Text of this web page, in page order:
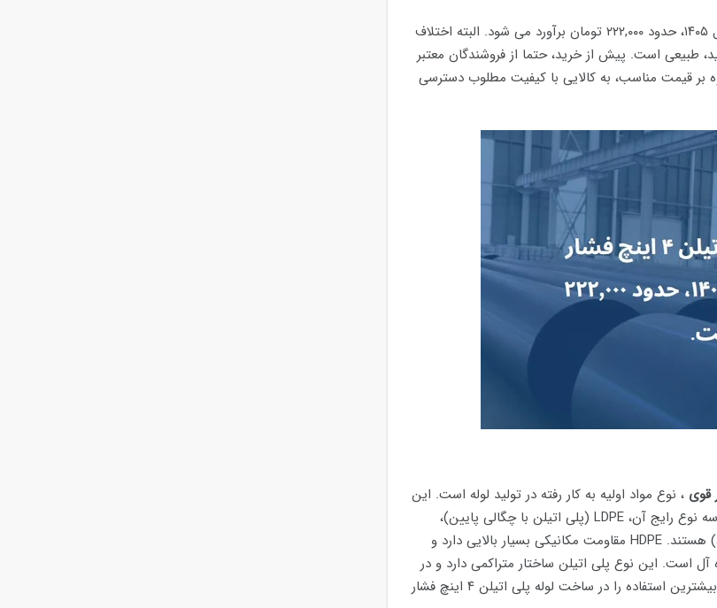
حداقل قیمت هر متر لوله پلی اتیلن ۴ اینچ فشار قوی در نیمه اول سال ۱۴۰۵، حدود ۲۲۲,۰۰۰ تومان برآورد می شود. البته اختلاف
طبیعی است. پیش از خرید، حتما از فروشندگان معتبر
بر قیمت مناسب، به کالایی با کیفیت مطلوب دسترسی
، نوع مواد اولیه به کار رفته در تولید لوله است. این
لوله ها معمولا از پلی اتیلن با چگالی های مختلف تولید می شوند که سه نوع رایج آن، LDPE (پلی اتیلن با چگالی پایین)،
HDPE (پلی اتیلن با چگالی بالا) و MDPE (پلی اتیلن با چگالی متوسط) هستند. HDPE مقاومت مکانیکی بسیار بالایی دارد و
آل است. این نوع پلی اتیلن ساختار متراکمی دارد و در
برابر ضربه و ترک خوردگی بسیار مقاوم است. پلی اتیلن با چگالی بالا، بیشترین استفاده را در ساخت لوله پلی اتیلن ۴ اینچ فشار